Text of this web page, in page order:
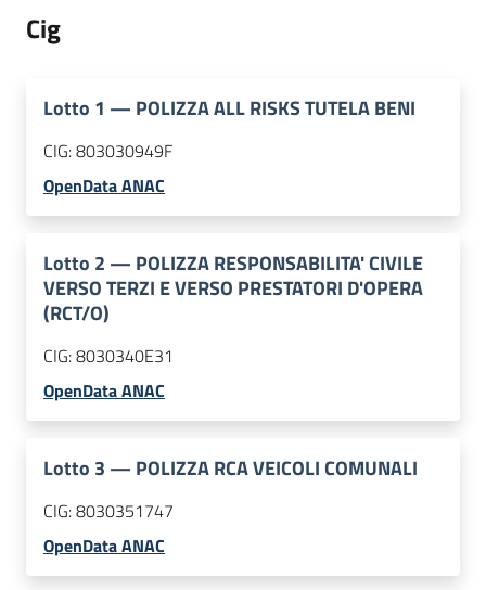
Cig
Lotto 1 — POLIZZA ALL RISKS TUTELA BENI
CIG:803030949F
OpenData ANAC
Lotto 2 — POLIZZA RESPONSABILITA' CIVILE
VERSO TERZI E VERSO PRESTATORI D'OPERA
(RCT/O)
CIG:8030340E31
OpenData ANAC
Lotto 3 — POLIZZA RCA VEICOLI COMUNALI
CIG:8030351747
OpenData ANAC